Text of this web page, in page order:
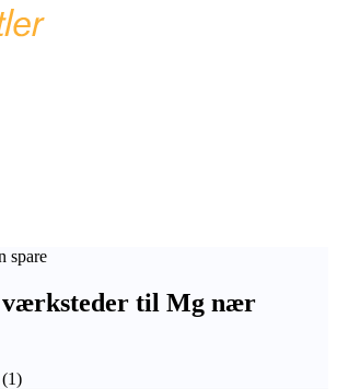
spare
værksteder til Mg nær
(1)